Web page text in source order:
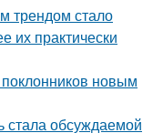
трендом стало
их практически
новым
стала обсуждаемой